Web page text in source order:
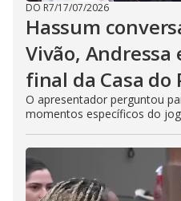
DO R7/17/07/2026
Hassum
Vivão, Andressa
final da Casa do
O apresentador perguntou
momentos específicos do